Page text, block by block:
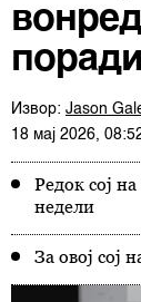
Извор: Jason
18 мај 2026,
Редок сој
недели
За овој сој